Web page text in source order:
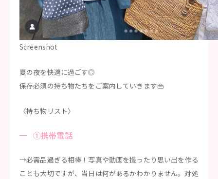
Screenshot
夏の夜を快適に過ごす◎
保存必須の持ち物たちをご案内していきます👜
〈持ち物リスト〉
①携帯電話
→必需品過ぎる相棒！写真や動画を撮ったり思い出を作る
ことも大切ですが、当日は何があるかわかりません。対処